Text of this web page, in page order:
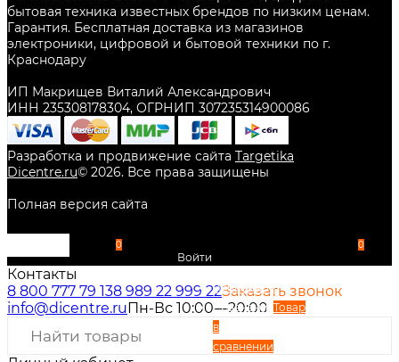
бытовая техника известных брендов по низким ценам.
Гарантия. Бесплатная доставка из магазинов
электроники, цифровой и бытовой техники по г.
Краснодару
ИП Макрищев Виталий Александрович
ИНН 235308178304, ОГРНИП 307235314900086
Разработка и продвижение сайта Targetika
Dicentre.ru© 2026. Все права защищены
Полная версия сайта
0
Войти
Избранное
Сравнение Товар
в
сравнении
0
Контакты
8 800 777 79 138 989 22 999 22Заказать звонок
info@dicentre.ruПн-Вс 10:00—20:00